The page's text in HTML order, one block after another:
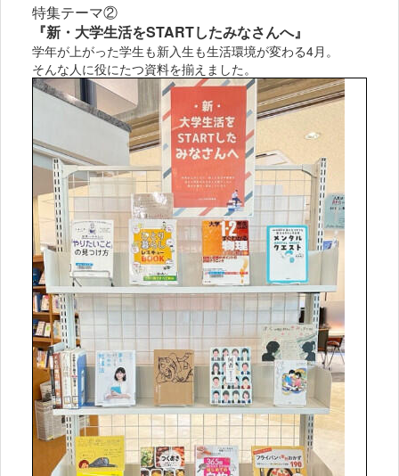
特集テーマ②
『新・大学生活をSTARTしたみなさんへ』
学年が上がった学生も新入生も生活環境が変わる4月。
そんな人に役にたつ資料を揃えました。